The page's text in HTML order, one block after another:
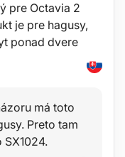
pre Octavia 2
je pre hagusy,
ponad dvere
má toto
Preto tam
SX1024.